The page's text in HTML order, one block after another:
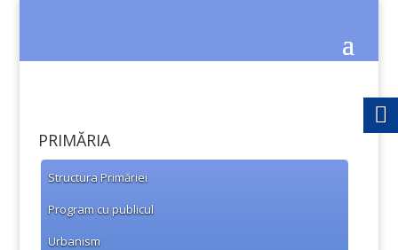
PRIMĂRIA
Structura Primăriei
Program cu publicul
Urbanism